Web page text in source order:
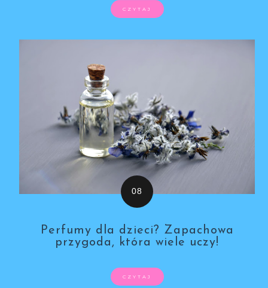
CZYTAJ
Perfumy dla dzieci? Zapachowa
przygoda, która wiele uczy!
CZYTAJ